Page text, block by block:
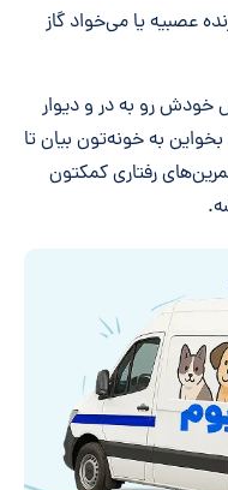
عصبیه یا می‌خواد گاز
خودش رو به در و دیوار
به خونه‌تون بیان تا
رفتاری کمکتون